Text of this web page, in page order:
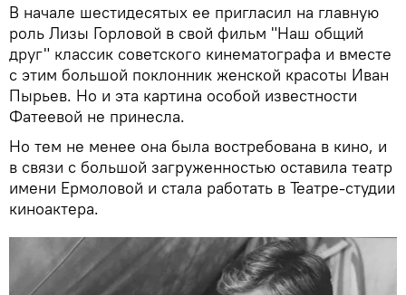
В начале шестидесятых ее пригласил на главную
роль Лизы Горловой в свой фильм "Наш общий
друг" классик советского кинематографа и вместе
с этим большой поклонник женской красоты Иван
Пырьев. Но и эта картина особой известности
Фатеевой не принесла.
Но тем не менее она была востребована в кино, и
в связи с большой загруженностью оставила театр
имени Ермоловой и стала работать в Театре-студии
киноактера.